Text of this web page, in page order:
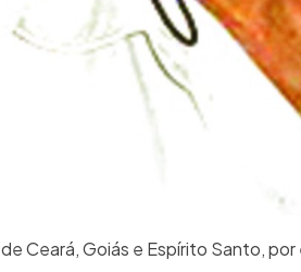
de Ceará, Goiás e Espírito Santo,